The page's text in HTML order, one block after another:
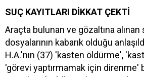
SUÇ KAYITLARI DİKKAT ÇEKTİ
Araçta bulunan ve gözaltına
dosyalarının kabarık olduğu
H.A.'nın (37) 'kasten öldürme',
'görevi yaptırmamak için direnme'